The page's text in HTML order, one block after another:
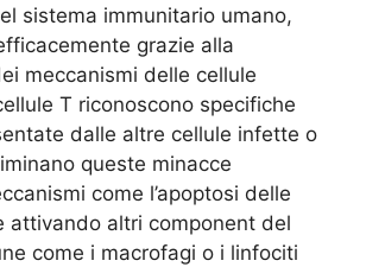
sistema immunitario umano,
grazie alla
meccanismi delle cellule
T riconoscono specifiche
dalle altre cellule infette o
queste minacce
come l’apoptosi delle
attivando altri component del
come i macrofagi o i linfociti